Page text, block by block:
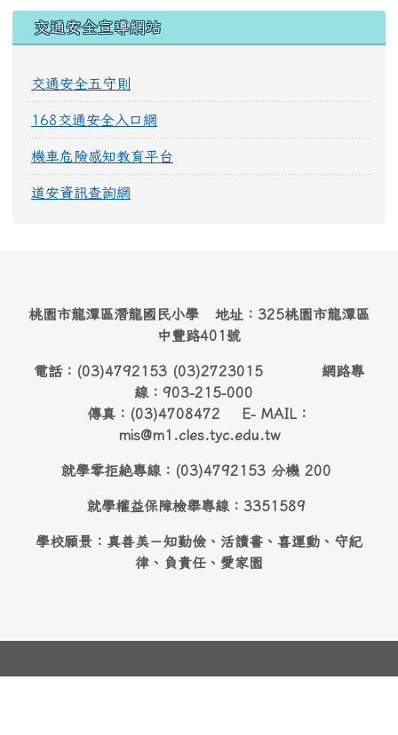
交通安全宣導網站
交通安全五守則
168交通安全入口網
機車危險感知教育平台
道安資訊查詢網
桃園市龍潭區潛龍國民小學 地址：325桃園市龍潭區
中豐路401號
電話：(03)4792153 (03)2723015 網路專
線：903-215-000
傳真：(03)4708472 E- MAIL：
mis@m1.cles.tyc.edu.tw
就學零拒絶專線：(03)4792153 分機 200
就學權益保障檢舉專線：3351589
學校願景：真善美－知勤儉、活讀書、喜運動、守紀
律、負責任、愛家園